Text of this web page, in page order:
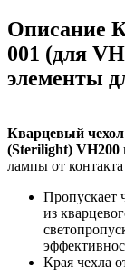
Описание
001 (для
элементы
Кварцевый
(Sterilight) VH200
лампы от
Пропускает
из
Края чехла